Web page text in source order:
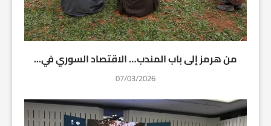
من هرمز إلى باب المندب… الاقتصاد السوري في...
07/03/2026